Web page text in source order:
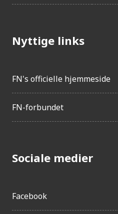
Nyttige links
FN's officielle hjemmeside
FN-forbundet
Sociale medier
Facebook